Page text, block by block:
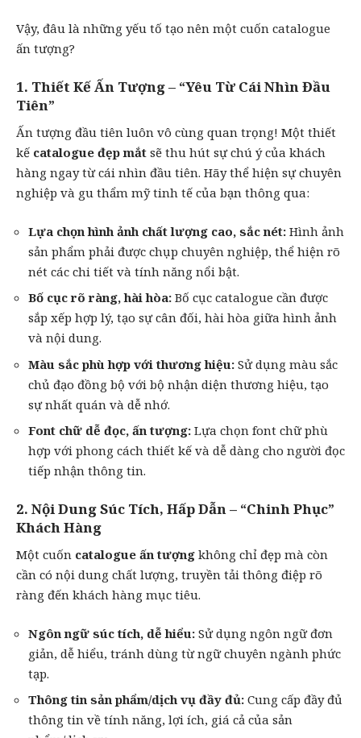
Vậy, đâu là những yếu tố tạo nên một cuốn catalogue
ấn tượng?
1. Thiết Kế Ấn Tượng – “Yêu Từ Cái Nhìn Đầu
Tiên”
Ấn tượng đầu tiên luôn vô cùng quan trọng! Một thiết
kế catalogue đẹp mắt sẽ thu hút sự chú ý của khách
hàng ngay từ cái nhìn đầu tiên. Hãy thể hiện sự chuyên
nghiệp và gu thẩm mỹ tinh tế của bạn thông qua:
Lựa chọn hình ảnh chất lượng cao, sắc nét: Hình ảnh
sản phẩm phải được chụp chuyên nghiệp, thể hiện rõ
nét các chi tiết và tính năng nổi bật.
Bố cục rõ ràng, hài hòa: Bố cục catalogue cần được
sắp xếp hợp lý, tạo sự cân đối, hài hòa giữa hình ảnh
và nội dung.
Màu sắc phù hợp với thương hiệu: Sử dụng màu sắc
chủ đạo đồng bộ với bộ nhận diện thương hiệu, tạo
sự nhất quán và dễ nhớ.
Font chữ dễ đọc, ấn tượng: Lựa chọn font chữ phù
hợp với phong cách thiết kế và dễ dàng cho người đọc
tiếp nhận thông tin.
2. Nội Dung Súc Tích, Hấp Dẫn – “Chinh Phục”
Khách Hàng
Một cuốn catalogue ấn tượng không chỉ đẹp mà còn
cần có nội dung chất lượng, truyền tải thông điệp rõ
ràng đến khách hàng mục tiêu.
Ngôn ngữ súc tích, dễ hiểu: Sử dụng ngôn ngữ đơn
giản, dễ hiểu, tránh dùng từ ngữ chuyên ngành phức
tạp.
Thông tin sản phẩm/dịch vụ đầy đủ: Cung cấp đầy đủ
thông tin về tính năng, lợi ích, giá cả của sản